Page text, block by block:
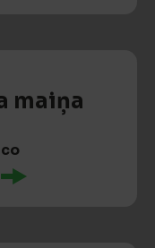
maiņa